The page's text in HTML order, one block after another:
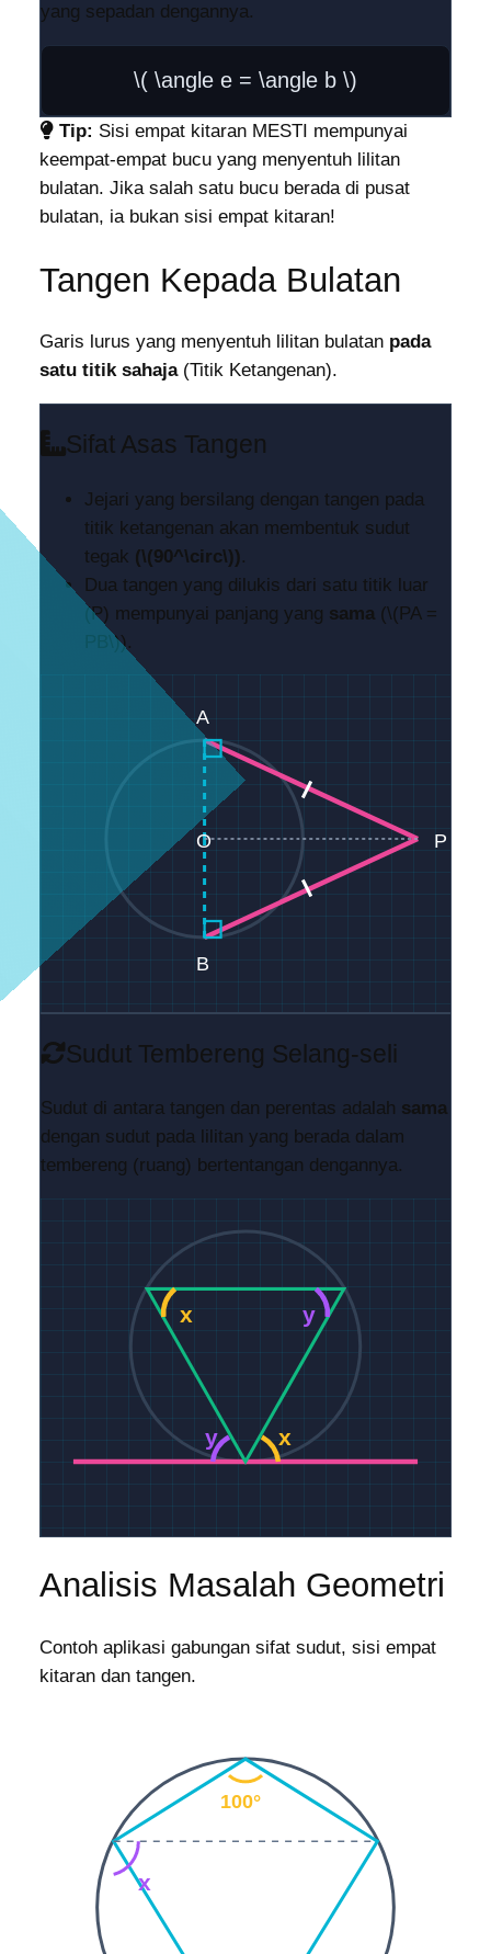
yang sepadan dengannya.
\( \angle e = \angle b \)
Tip: Sisi empat kitaran MESTI mempunyai
keempat-empat bucu yang menyentuh lilitan
bulatan. Jika salah satu bucu berada di pusat
bulatan, ia bukan sisi empat kitaran!
Tangen Kepada Bulatan
Garis lurus yang menyentuh lilitan bulatan pada
satu titik sahaja(Titik Ketangenan).
Sifat Asas Tangen
Jejari yang bersilang dengan tangen pada
titik ketangenan akan membentuk sudut
tegak (\(90^\circ\)).
Dua tangen yang dilukis dari satu titik luar
(P) mempunyai panjang yang sama(\(PA =
PB\)).
O P
A
B
Sudut Tembereng Selang-seli
Sudut di antara tangen dan perentas adalah sama
dengan sudut pada lilitan yang berada dalam
tembereng (ruang) bertentangan dengannya.
x
x
y
y
Analisis Masalah Geometri
Contoh aplikasi gabungan sifat sudut, sisi empat
kitaran dan tangen.
100°
x